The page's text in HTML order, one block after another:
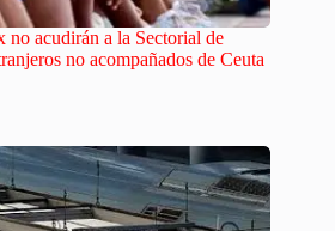
no acudirán a la Sectorial de
no acompañados de Ceuta